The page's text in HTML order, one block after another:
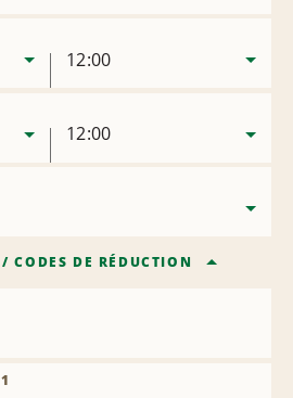
12:00
12:00
/CODES DE RÉDUCTION